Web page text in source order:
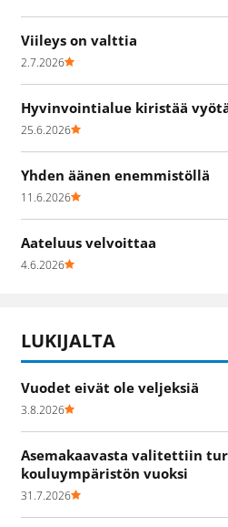
Viileys on valttia
2.7.2026
Hyvinvointialue kiristää
25.6.2026
Yhden äänen enemmistöllä
11.6.2026
Aateluus velvoittaa
4.6.2026
LUKIJALTA
Vuodet eivät ole veljeksiä
3.8.2026
Asemakaavasta valitettiin
kouluympäristön vuoksi
31.7.2026